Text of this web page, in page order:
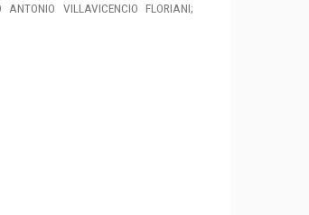
VILLAVICENCIO FLORIANI;